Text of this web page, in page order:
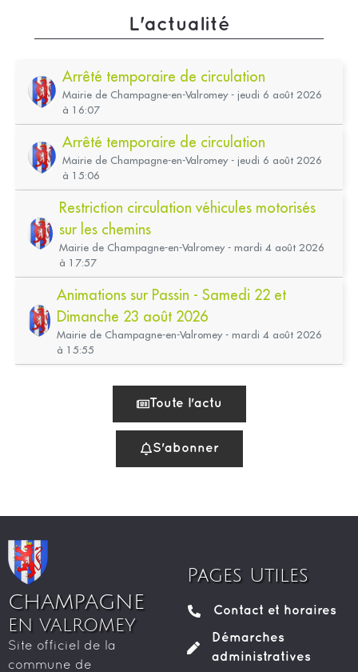
L'actualité
CHAMPAGNE
EN VALROMEY
Site officiel de la
commune de
Pages Utiles
Contact et horaires
Démarches
administratives